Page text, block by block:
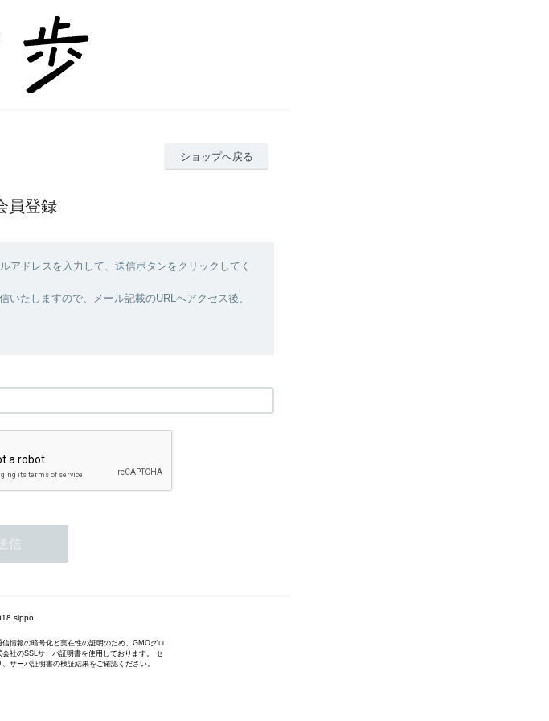
ショップへ戻る
員登録
アドレスを入力して、送信ボタンをクリックしてく
いたしますので、メール記載のURLへアクセス後、
sippo
信情報の暗号化と実在性の証明のため、GMOグロ
会社のSSLサーバ証明書を使用しております。 セ
サーバ証明書の検証結果をご確認ください。